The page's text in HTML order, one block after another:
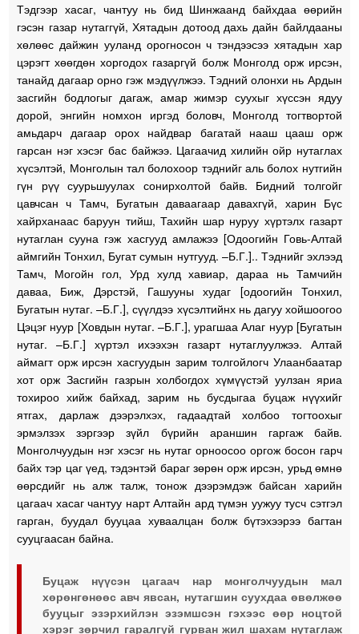
Тэдгээр хасаг, чантуу нь бид Шинжаанд байхдаа өөрийн
гэсэн газар нутаггүй, Хятадын дотоод дахь дайн байлдааны
хөлөөс дайжин ууланд орогносон ч тэндээсээ хятадын хар
цэрэгт хөөгдөн хоргодох газаргүй болж Монголд орж ирсэн,
танайд дагаар орно гэж мэдүүлжээ. Тэдний олонхи нь Ардын
засгийн бодлогыг дагаж, амар жимэр суухыг хүссэн ядуу
дорой, энгийн номхон иргэд боловч, Монголд тогтвортой
амьдарч дагаар орох найдвар багатай нааш цааш орж
гарсан нэг хэсэг бас байжээ. Цагаачид хилийн ойр нутаглах
хүсэлтэй, Монголын тал болохоор тэднийг аль болох нутгийн
гүн рүү суурьшуулах сонирхолтой байв. Бидний толгойг
цавчсан ч Тамч, Бугатын даваагаар давахгүй, харин Бүс
хайрханаас баруун тийш, Тахийн шар нуруу хүртэлх газарт
нутаглан сууна гэж хасгууд амлажээ [Одоогийн Говь-Алтай
аймгийн Тонхил, Бугат сумын нутгууд. –Б.Г.].. Тэднийг эхлээд
Тамч, Могойн гол, Урд хулд хавиар, дараа нь Тамчийн
даваа, Биж, Дэрстэй, Гашууны худаг [одоогийн Тонхил,
Бугатын нутаг. –Б.Г.], сүүлдээ хүсэлтийнх нь дагуу хойшоогоо
Цэцэг нуур [Ховдын нутаг. –Б.Г.], урагшаа Алаг нуур [Бугатын
нутаг. –Б.Г.] хүртэл ихээхэн газарт нутаглуулжээ. Алтай
аймагт орж ирсэн хасгуудын зарим толгойлогч Улаанбаатар
хот орж Засгийн газрын холбогдох хүмүүстэй уулзан яриа
тохироо хийж байхад, зарим нь бусдыгаа буцаж нүүхийг
ятгах, дарлаж дээрэлхэх, гадаадтай холбоо тогтоохыг
эрмэлзэх зэргээр зүйл бүрийн араншин гаргаж байв.
Монголчуудын нэг хэсэг нь нутаг орноосоо оргож босон гарч
байх тэр цаг үед, тэдэнтэй бараг зөрөн орж ирсэн, урьд өмнө
өөрсдийг нь алж талж, тонож дээрэмдэж байсан харийн
цагаач хасаг чантуу нарт Алтайн ард түмэн уужуу тусч сэтгэл
гарган, буудал бууцаа хуваалцан болж бүтэхээрээ багтан
сууцгаасан байна.
Буцаж нүүсэн цагаач нар монголчуудын мал
хөрөнгөнөөс авч явсан, нутагшин суухдаа өвөлжөө
бууцыг эзэрхийлэн эзэмшсэн гэхээс өөр ноцтой
хэрэг зөрчил гаралгүй гурван жил шахам нутаглаж